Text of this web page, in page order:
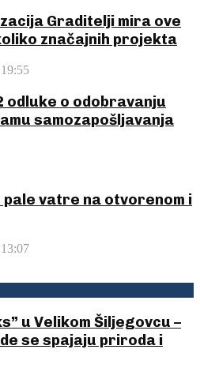
Graditelji mira ove
značajnih projekta
odluke o odobravanju
samozapošljavanja
pale vatre na otvorenom i
u Velikom Šiljegovcu –
se spajaju priroda i